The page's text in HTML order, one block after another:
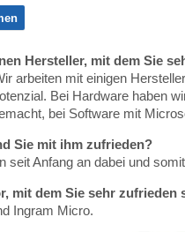
Hersteller, mit dem Sie
arbeiten mit einigen
Bei Hardware haben
bei Software mit
Sie mit ihm zufrieden?
seit Anfang an dabei und
mit dem Sie sehr zufrieden
Ingram Micro.